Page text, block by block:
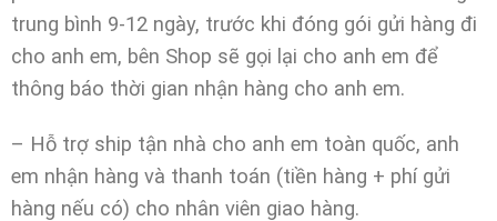
trung bình 9-12 ngày, trước khi đóng gói gửi hàng đi
cho anh em, bên Shop sẽ gọi lại cho anh em để
thông báo thời gian nhận hàng cho anh em.
– Hỗ trợ ship tận nhà cho anh em toàn quốc, anh
em nhận hàng và thanh toán (tiền hàng + phí gửi
hàng nếu có) cho nhân viên giao hàng.